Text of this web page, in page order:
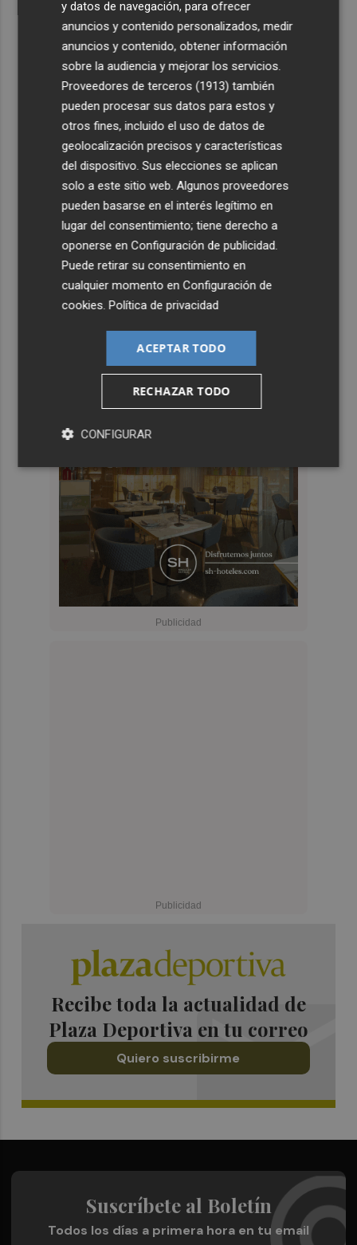
Recibe toda la actualidad de
Plaza Deportiva en tu correo
Quiero suscribirme
Suscríbete al Boletín
Todos los días a primera hora en tu email
y datos de navegación, para ofrecer
anuncios y contenido personalizados, medir
anuncios y contenido, obtener información
sobre la audiencia y mejorar los servicios.
Proveedores de terceros (1913) también
pueden procesar sus datos para estos y
otros fines, incluido el uso de datos de
geolocalización precisos y características
del dispositivo. Sus elecciones se aplican
solo a este sitio web. Algunos proveedores
pueden basarse en el interés legítimo en
lugar del consentimiento; tiene derecho a
oponerse enConfiguración de publicidad
Puede retirar su consentimiento en
cualquier momento enConfiguración de
cookies .Política de privacidad
ACEPTAR TODO
RECHAZAR TODO
CONFIGURAR